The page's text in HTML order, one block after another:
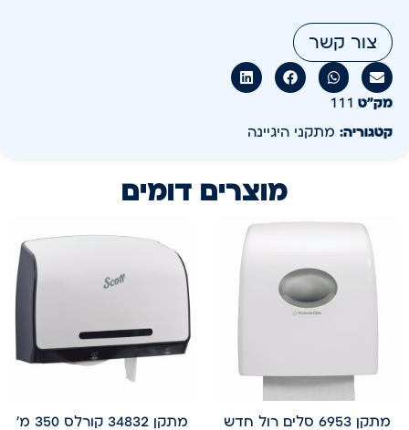
צור קשר
מק״ט 111
קטגוריה: מתקני היגיינה
מוצרים דומים
מתקן 6953 סלים רול חדש
מתקן 34832 קורלס 350 מ'